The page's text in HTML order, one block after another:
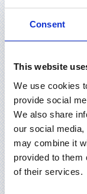
Consent
This website
We use cookies
provide social
We also share
our social
may combine it
provided to them
of their services.